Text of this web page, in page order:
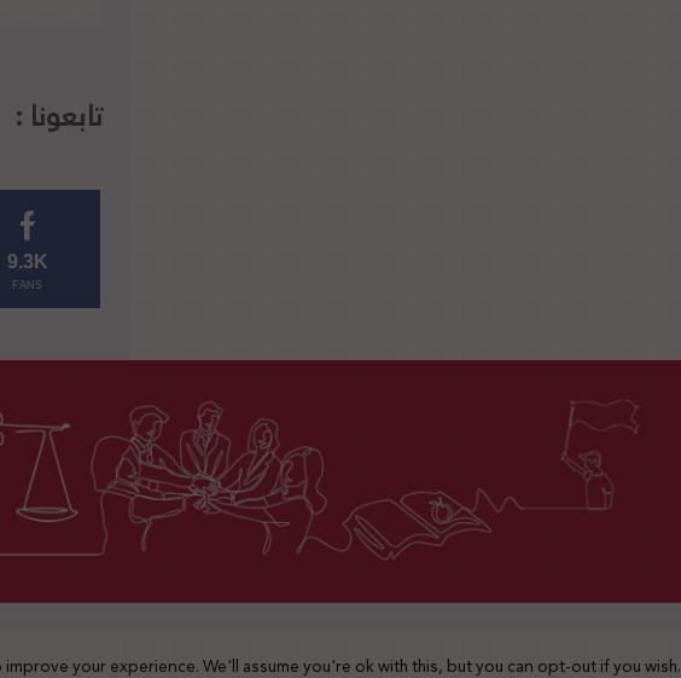
تابعونا :
9.3K
FANS
2025 © جميع الحقوق محفوظة
your experience. We'll assume you're ok with this, but you can opt-out if you wish.